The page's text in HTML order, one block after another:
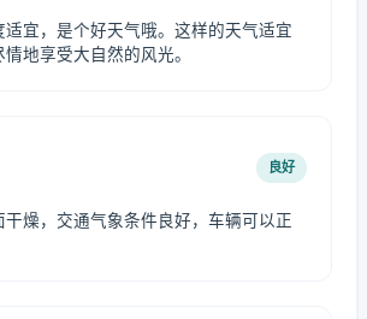
适宜，是个好天气哦。这样的天气适宜
地享受大自然的风光。
良好
干燥，交通气象条件良好，车辆可以正